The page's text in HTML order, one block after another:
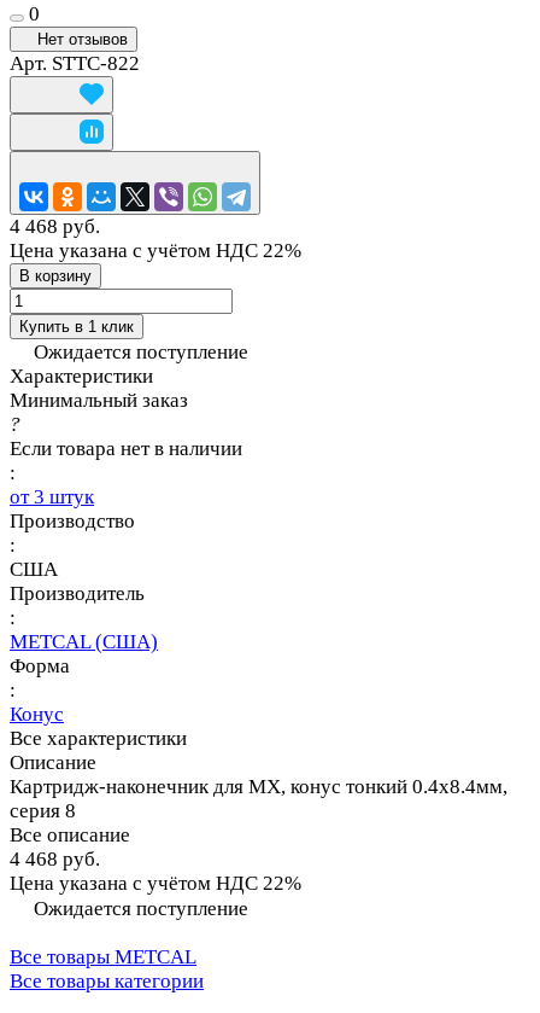
0
Нет отзывов
Арт. STTC-822
4 468 руб.
Цена указана с учётом НДС 22%
В корзину
Купить в 1 клик
Ожидается поступление
Характеристики
Минимальный заказ
?
Если товара нет в наличии
:
от 3 штук
Производство
:
США
Производитель
:
METCAL (США)
Форма
:
Конус
Все характеристики
Описание
Картридж-наконечник для MX, конус тонкий 0.4х8.4мм,
серия 8
Все описание
4 468 руб.
Цена указана с учётом НДС 22%
Ожидается поступление
Все товары METCAL
Все товары категории